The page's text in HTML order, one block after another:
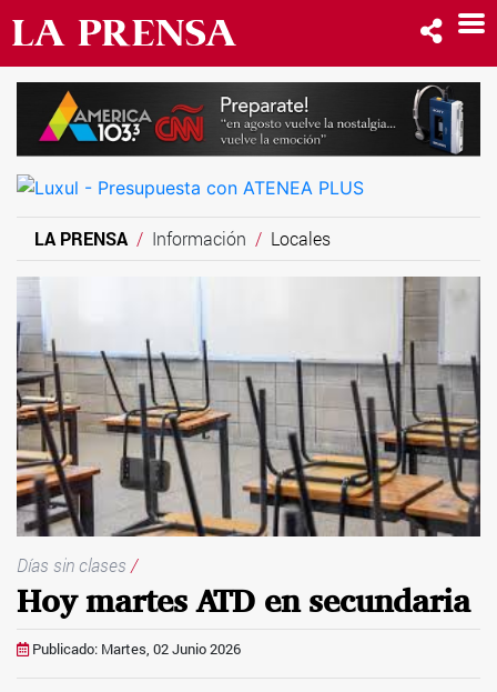
LA PRENSA Información Locales
Días sin clases /
Hoy martes ATD en secundaria
Publicado: Martes, 02 Junio 2026